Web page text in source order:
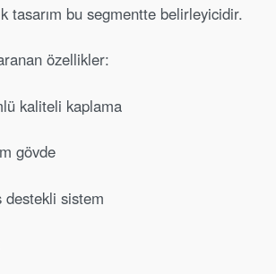
tasarım bu segmentte belirleyicidir.
özellikler:
kaliteli kaplama
gövde
destekli sistem